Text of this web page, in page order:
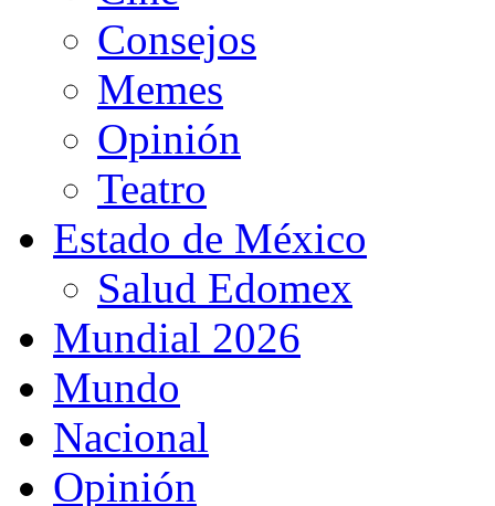
Consejos
Memes
Opinión
Teatro
Estado de México
Salud Edomex
Mundial 2026
Mundo
Nacional
Opinión